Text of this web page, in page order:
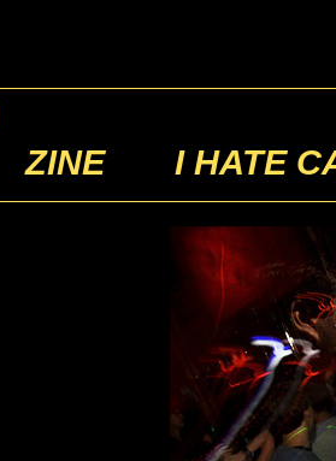
ZINE I HATE